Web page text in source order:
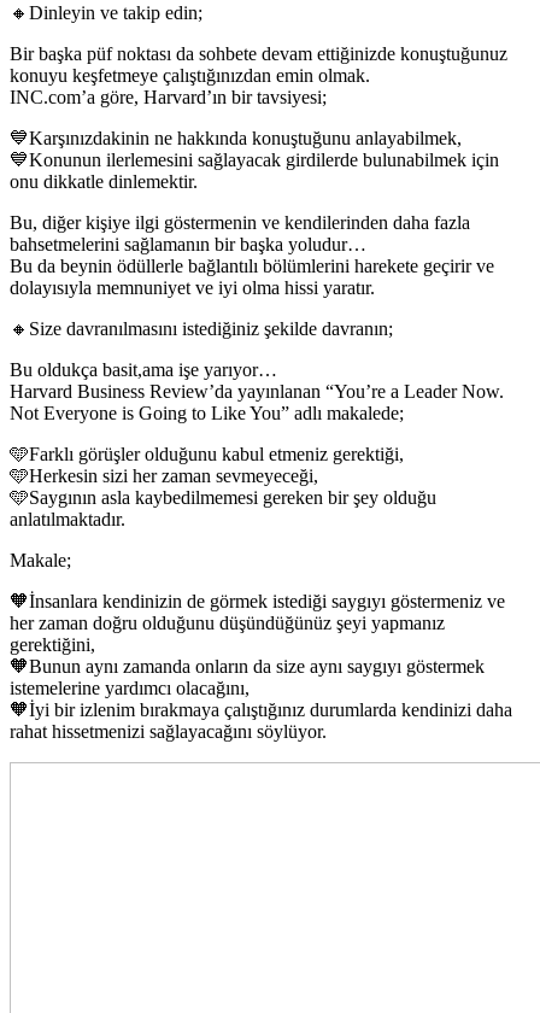
🔸Dinleyin ve takip edin;
Bir başka püf noktası da sohbete devam ettiğinizde konuştuğunuz
konuyu keşfetmeye çalıştığınızdan emin olmak.
INC.com’a göre, Harvard’ın bir tavsiyesi;
💙Karşınızdakinin ne hakkında konuştuğunu anlayabilmek,
💙Konunun ilerlemesini sağlayacak girdilerde bulunabilmek için
onu dikkatle dinlemektir.
Bu, diğer kişiye ilgi göstermenin ve kendilerinden daha fazla
bahsetmelerini sağlamanın bir başka yoludur…
Bu da beynin ödüllerle bağlantılı bölümlerini harekete geçirir ve
dolayısıyla memnuniyet ve iyi olma hissi yaratır.
🔸Size davranılmasını istediğiniz şekilde davranın;
Bu oldukça basit,ama işe yarıyor…
Harvard Business Review’da yayınlanan “You’re a Leader Now.
Not Everyone is Going to Like You” adlı makalede;
🩵Farklı görüşler olduğunu kabul etmeniz gerektiği,
🩵Herkesin sizi her zaman sevmeyeceği,
🩵Saygının asla kaybedilmemesi gereken bir şey olduğu
anlatılmaktadır.
Makale;
🧡İnsanlara kendinizin de görmek istediği saygıyı göstermeniz ve
her zaman doğru olduğunu düşündüğünüz şeyi yapmanız
gerektiğini,
🧡Bunun aynı zamanda onların da size aynı saygıyı göstermek
istemelerine yardımcı olacağını,
🧡İyi bir izlenim bırakmaya çalıştığınız durumlarda kendinizi daha
rahat hissetmenizi sağlayacağını söylüyor.